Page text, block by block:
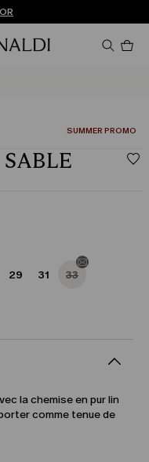
GRATUITS
VOUS MAINTENANT
CATÉGORIE:
SUMMER PROMO
29 31 33
la chemise en pur lin
comme tenue de